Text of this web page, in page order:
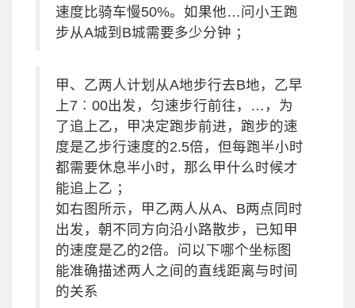
速度比骑车慢50%。如果他…问小王跑
步从A城到B城需要多少分钟 ；
甲、乙两人计划从A地步行去B地，乙早
上7︰00出发，匀速步行前往，…，为
了追上乙，甲决定跑步前进，跑步的速
度是乙步行速度的2.5倍，但每跑半小时
都需要休息半小时，那么甲什么时候才
能追上乙 ；
如右图所示，甲乙两人从A、B两点同时
出发，朝不同方向沿小路散步，已知甲
的速度是乙的2倍。问以下哪个坐标图
能准确描述两人之间的直线距离与时间
的关系